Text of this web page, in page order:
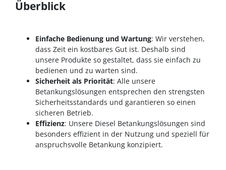
Überblick
Einfache Bedienung und Wartung: Wir verstehen,
dass Zeit ein kostbares Gut ist. Deshalb sind
unsere Produkte so gestaltet, dass sie einfach zu
bedienen und zu warten sind.
Sicherheit als Priorität: Alle unsere
Betankungslösungen entsprechen den strengsten
Sicherheitsstandards und garantieren so einen
sicheren Betrieb.
Effizienz: Unsere Diesel Betankungslösungen sind
besonders effizient in der Nutzung und speziell für
anspruchsvolle Betankung konzipiert.